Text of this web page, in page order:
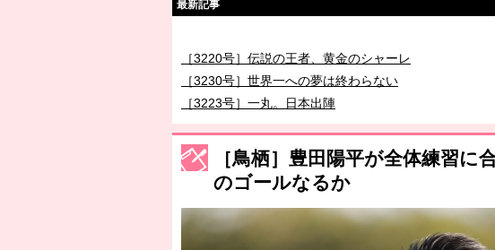
最新記事
［3220号］伝説の王者、黄金のシャーレ
［3230号］世界一への夢は終わらない
［3223号］一丸。日本出陣
［3222号］史上最大のW杯開幕 注目は「個」
長谷川 アーリアジャスールさんがシンポジウム「気
［鳥栖］豊田陽平が全体練習に
のゴールなるか